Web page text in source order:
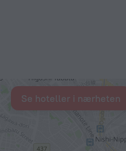
Se hoteller i nærheten